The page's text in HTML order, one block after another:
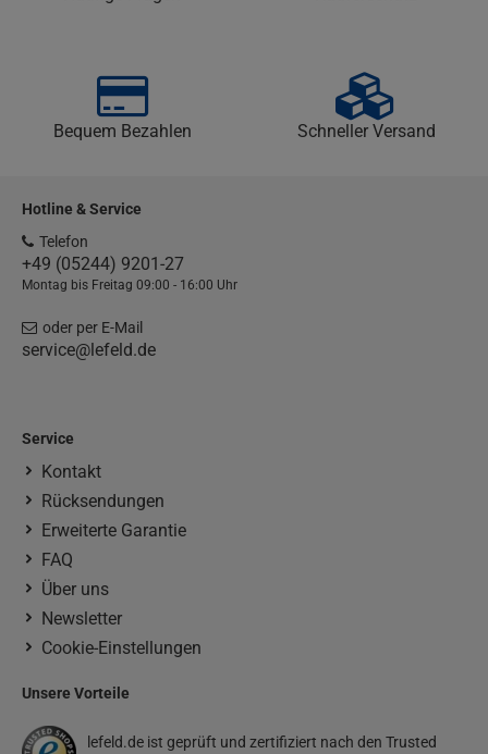
Bequem Bezahlen Schneller Versand
Hotline & Service
Telefon
+49 (05244) 9201-27
Montag bis Freitag 09:00 - 16:00 Uhr
oder per E-Mail
service@lefeld.de
Service
Kontakt
Rücksendungen
Erweiterte Garantie
FAQ
Über uns
Newsletter
Cookie-Einstellungen
Unsere Vorteile
lefeld.de ist geprüft und zertifiziert nach den Trusted